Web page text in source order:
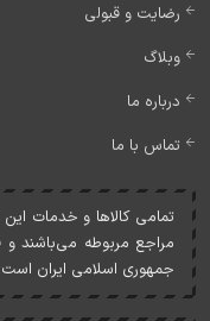
رضایت و قبولی
وبلاگ
درباره ما
تماس با ما
تمامی کالاها و خدمات
مراجع مربوطه می‌باشند و
جمهوری اسلامی ايران است.